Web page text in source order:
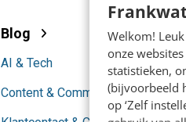
Welkom!
onze
statistieken,
(bijvoorbeeld
op ‘Zelf
Blog
AI & Tech
Content & Communicatie